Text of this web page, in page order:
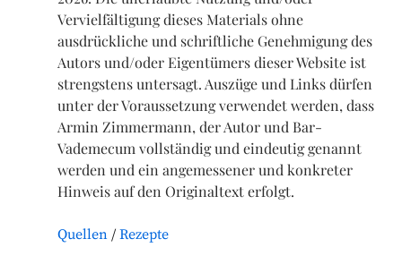
Vervielfältigung dieses Materials ohne
ausdrückliche und schriftliche Genehmigung des
Autors und/oder Eigentümers dieser Website ist
strengstens untersagt. Auszüge und Links dürfen
unter der Voraussetzung verwendet werden, dass
Armin Zimmermann, der Autor und Bar-
Vademecum vollständig und eindeutig genannt
werden und ein angemessener und konkreter
Hinweis auf den Originaltext erfolgt.
Quellen Rezepte